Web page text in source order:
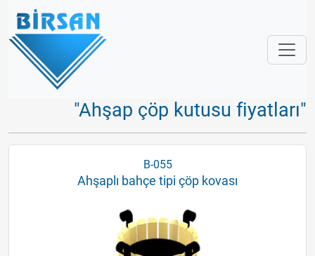
"Ahşap çöp kutusu fiyatları"
B-055
Ahşaplı bahçe tipi çöp kovası